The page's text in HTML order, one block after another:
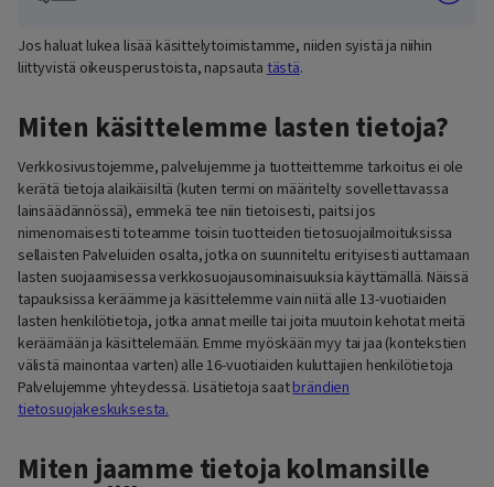
Jos haluat lukea lisää käsittelytoimistamme, niiden syistä ja niihin
liittyvistä oikeusperustoista, napsauta tästä.
Miten käsittelemme lasten tietoja?
Verkkosivustojemme, palvelujemme ja tuotteittemme tarkoitus ei ole
kerätä tietoja alaikäisiltä (kuten termi on määritelty sovellettavassa
lainsäädännössä), emmekä tee niin tietoisesti, paitsi jos
nimenomaisesti toteamme toisin tuotteiden tietosuojailmoituksissa
sellaisten Palveluiden osalta, jotka on suunniteltu erityisesti auttamaan
lasten suojaamisessa verkkosuojausominaisuuksia käyttämällä. Näissä
tapauksissa keräämme ja käsittelemme vain niitä alle 13-vuotiaiden
lasten henkilötietoja, jotka annat meille tai joita muutoin kehotat meitä
keräämään ja käsittelemään. Emme myöskään myy tai jaa (kontekstien
välistä mainontaa varten) alle 16-vuotiaiden kuluttajien henkilötietoja
Palvelujemme yhteydessä. Lisätietoja saatbrändien
tietosuojakeskuksesta.
Miten jaamme tietoja kolmansille